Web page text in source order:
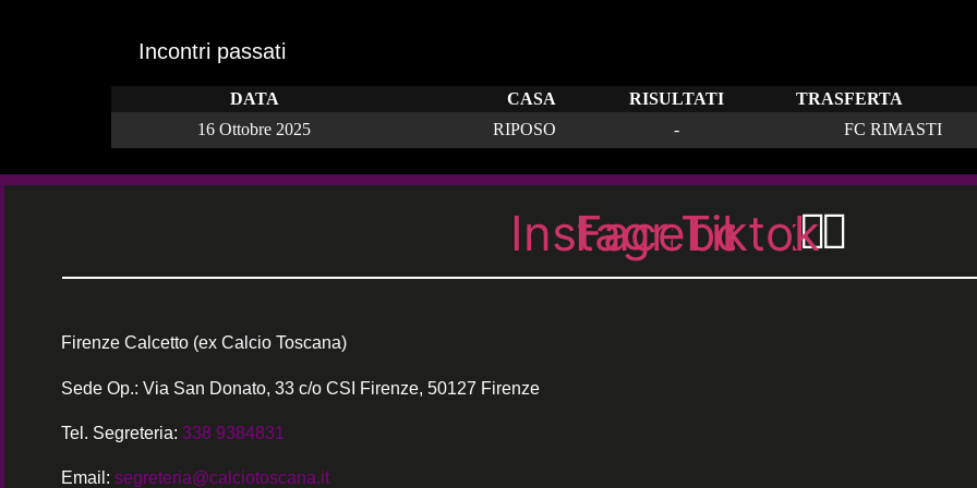
Incontri passati
DATA CASA RISULTATI TRASFERTA
16 Ottobre 2025
RIPOSO - FC RIMASTI
Instagram
Facebook
Tiktok
Firenze Calcetto (ex Calcio Toscana)
Sede Op.: Via San Donato, 33 c/o CSI Firenze, 50127 Firenze
Tel. Segreteria:338 9384831
Email: segreteria@calciotoscana.it